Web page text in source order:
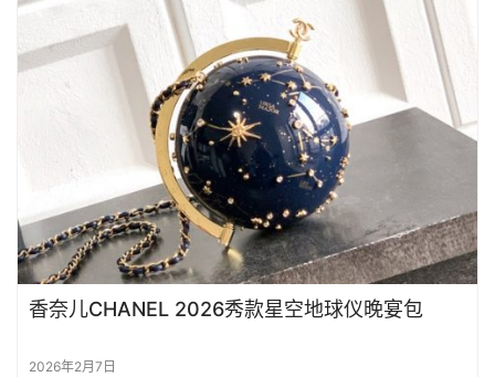
牌
包
包
知
香奈儿CHANEL 2026秀款星空地球仪晚宴包
2026年2月7日